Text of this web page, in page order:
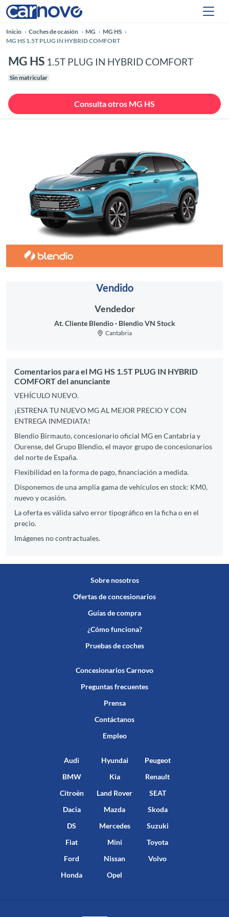
Inicio Coches de ocasión MG
MG HS
MG HS 1.5T PLUG IN HYBRID COMFORT
MG HS 1.5T PLUG IN HYBRID COMFORT
Sin matricular
Consulta otros MG HS
Anterior
Vendido
Vendedor
At. Cliente Blendio Blendio VN Stock
Cantabria
Comentarios para el MG HS 1.5T PLUG IN HYBRID
COMFORT del anunciante
VEHÍCULO NUEVO.
¡ESTRENA TU NUEVO MG AL MEJOR PRECIO Y CON
ENTREGA INMEDIATA!
Blendio Birmauto, concesionario oficial MG en Cantabria y
Ourense, del Grupo Blendio, el mayor grupo de concesionarios
del norte de España.
Flexibilidad en la forma de pago, financiación a medida.
Disponemos de una amplia gama de vehículos en stock: KM0,
nuevo y ocasión.
La oferta es válida salvo error tipográfico en la ficha o en el
precio.
Imágenes no contractuales.
Sobre nosotros
Ofertas de concesionarios
Guías de compra
¿Cómo funciona?
Pruebas de coches
Concesionarios Carnovo
Preguntas frecuentes
Prensa
Contáctanos
Empleo
Audi
BMW
Citroën
Dacia
DS
Fiat
Ford
Honda
Hyundai
Kia
Land Rover
Mazda
Mercedes
Mini
Nissan
Opel
Peugeot
Renault
SEAT
Skoda
Suzuki
Toyota
Volvo